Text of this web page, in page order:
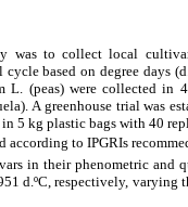
was to collect local
based on degree days
L. (peas) were collected
A greenhouse trial was
5 kg plastic bags with 40
according to IPGRIs
in their phenometric and
d.ºC, respectively,